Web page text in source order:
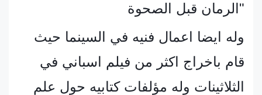
الرمان قبل الصحوة"
وله ايضا اعمال فنيه في السينما حيث
قام باخراج اكثر من فيلم اسباني في
الثلاثينات وله مؤلفات كتابيه حول علم